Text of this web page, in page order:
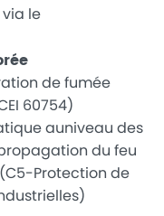
le
de fumée
60754)
auniveau des
du feu
Protection de